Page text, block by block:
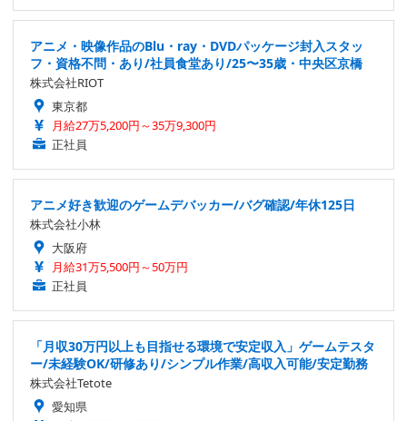
アニメ・映像作品のBlu・ray・DVDパッケージ封入スタッ
フ・資格不問・あり/社員食堂あり/25〜35歳・中央区京橋
株式会社RIOT
東京都
月給27万5,200円～35万9,300円
正社員
アニメ好き歓迎のゲームデバッカー/バグ確認/年休125日
株式会社小林
大阪府
月給31万5,500円～50万円
正社員
「月収30万円以上も目指せる環境で安定収入」ゲームテスタ
ー/未経験OK/研修あり/シンプル作業/高収入可能/安定勤務
株式会社Tetote
愛知県